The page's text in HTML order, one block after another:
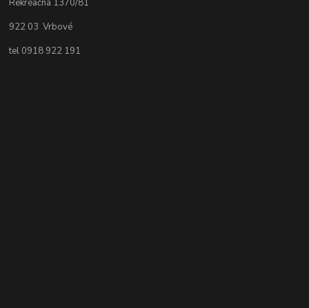
Rekreačná 1370/81
922 03 Vrbové
tel 0918 922 191